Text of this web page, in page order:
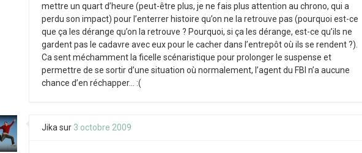
mettre un quart d’heure (peut-être plus, je ne fais plus attention au chrono, qui a
perdu son impact) pour l’enterrer histoire qu’on ne la retrouve pas (pourquoi est-ce
que ça les dérange qu’on la retrouve ? Pourquoi, si ça les dérange, est-ce qu’ils ne
gardent pas le cadavre avec eux pour le cacher dans l’entrepôt où ils se rendent ?).
Ca sent méchamment la ficelle scénaristique pour prolonger le suspense et
permettre de se sortir d’une situation où normalement, l’agent du FBI n’a aucune
chance d’en réchapper… :(
Jika sur 3 octobre 2009